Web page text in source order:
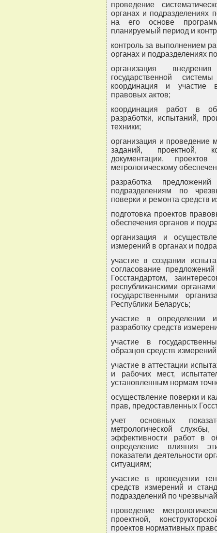
проведение
органах и подразделениях
на его основе программ
планируемый период и
контроль за выполнением
органах и подразделениях
организация
государственной
координация и участие
правовых актов;
координация работ в
разработки, испытаний,
техники;
организация и проведение
заданий, проектной,
документации,
метрологическому
разработка
подразделениям по
поверки и ремонта средств
подготовка проектов
обеспечения органов и
организация и
измерений в органах и
участие в создании
согласование
Госстандартом,
республиканскими
государственными
Республики Беларусь;
участие в определении
разработку средств
участие в
образцов средств
участие в аттестации
и рабочих мест,
установленным нормам
осуществление поверки и
прав, предоставленных
учет основных
метрологической
эффективности работ в
определение влияния
показатели деятельности
ситуациям;
участие в проведении
средств измерений и
подразделений по
проведение
проектной,
проектов нормативных